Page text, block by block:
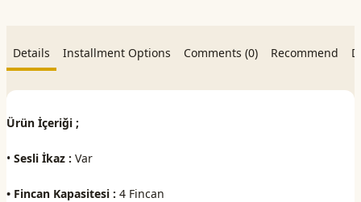
Details Installment Options Comments (0) Recommend
Ürün İçeriği ;
• Sesli İkaz : Var
• Fincan Kapasitesi : 4 Fincan